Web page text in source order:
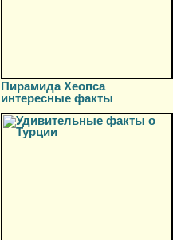
Пирамида Хеопса
интересные факты